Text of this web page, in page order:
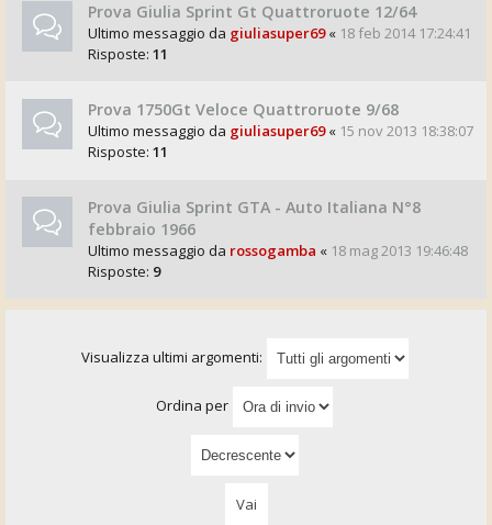
Prova Giulia Sprint Gt Quattroruote 12/64
Ultimo messaggio da giuliasuper69« 18 feb 2014 17:24:41
Risposte: 11
Prova 1750Gt Veloce Quattroruote 9/68
Ultimo messaggio da giuliasuper69« 15 nov 2013 18:38:07
Risposte: 11
Prova Giulia Sprint GTA - Auto Italiana N°8
febbraio 1966
Ultimo messaggio da rossogamba « 18 mag 2013 19:46:48
Risposte: 9
Visualizza ultimi argomenti:
Ordina per